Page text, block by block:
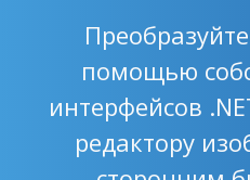
Преобразуйте
помощью
интерфейсов
редактору